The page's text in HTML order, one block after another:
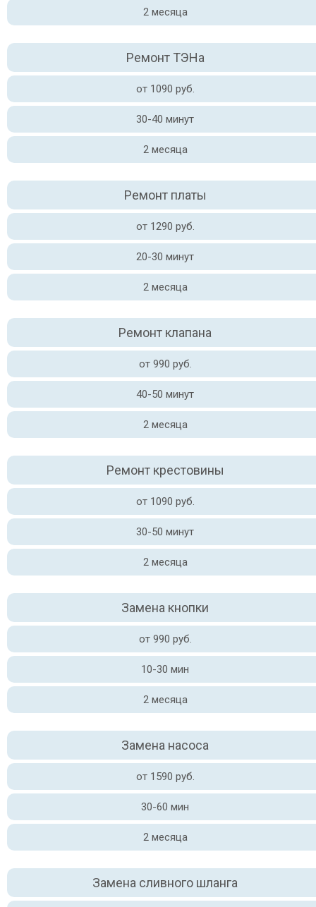
2 месяца
Ремонт ТЭНа
от 1090 руб.
30-40 минут
2 месяца
Ремонт платы
от 1290 руб.
20-30 минут
2 месяца
Ремонт клапана
от 990 руб.
40-50 минут
2 месяца
Ремонт крестовины
от 1090 руб.
30-50 минут
2 месяца
Замена кнопки
от 990 руб.
10-30 мин
2 месяца
Замена насоса
от 1590 руб.
30-60 мин
2 месяца
Замена сливного шланга